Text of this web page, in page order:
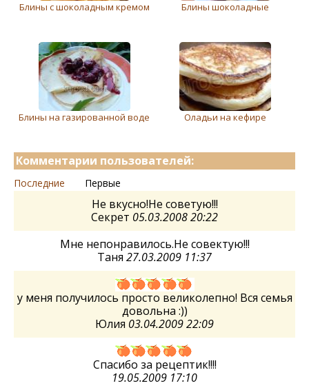
Блины с шоколадным кремом Блины шоколадные
Блины на газированной воде Оладьи на кефире
Комментарии пользователей:
Последние Первые
Не вкусно!Не советую!!!
Секрет 05.03.2008 20:22
Мне непонравилось.Не совектую!!!
Таня 27.03.2009 11:37
у меня получилось просто великолепно! Вся семья
довольна :))
Юлия 03.04.2009 22:09
Спасибо за рецептик!!!!
19.05.2009 17:10